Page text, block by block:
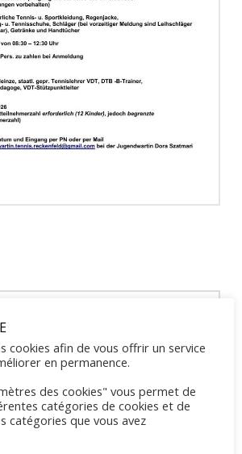
für Kinder und Jugendliche 2026
cookies afin de vous offrir un service
en permanence.
des cookies" vous permet de
catégories de cookies et de
catégories que vous avez